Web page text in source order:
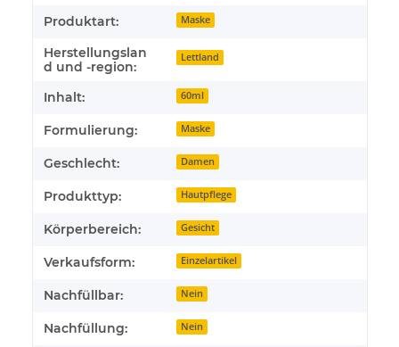
Produktart: Maske
Herstellungslan
d und -region:
Lettland
Inhalt: 60ml
Formulierung: Maske
Geschlecht: Damen
Produkttyp: Hautpflege
Körperbereich: Gesicht
Verkaufsform: Einzelartikel
Nachfüllbar: Nein
Nachfüllung: Nein